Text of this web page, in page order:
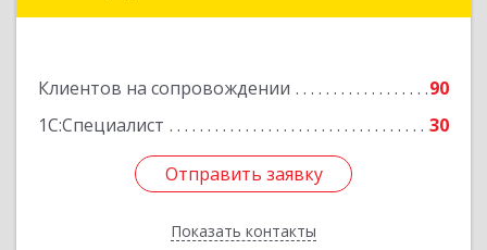
Клиентов на сопровождении
90
1С:Специалист
30
Отправить заявку
Показать контакты
Подробнее
Отправить заявку
Назад